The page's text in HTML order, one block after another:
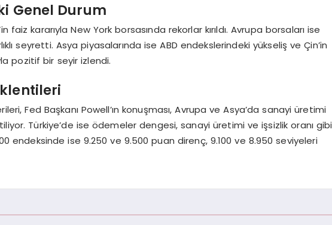
Genel Durum
faiz kararıyla New York borsasında rekorlar kırıldı. Avrupa borsaları ise
seyretti. Asya piyasalarında ise ABD endekslerindeki yükseliş ve Çin’in
pozitif bir seyir izlendi.
Fed Başkanı Powell’ın konuşması, Avrupa ve Asya’da sanayi üretimi
Türkiye’de ise ödemeler dengesi, sanayi üretimi ve işsizlik oranı gibi
endeksinde ise 9.250 ve 9.500 puan direnç, 9.100 ve 8.950 seviyeleri